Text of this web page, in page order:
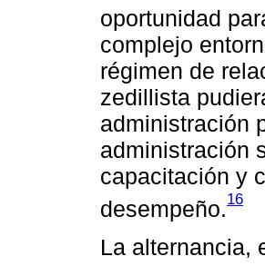
oportunidad
complejo
régimen de
zedillista
administración
administración
capacitación y
desempeño.16
La alternancia,